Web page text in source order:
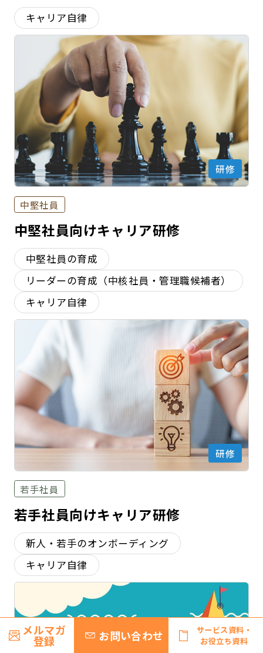
キャリア自律
研修
中堅社員
中堅社員向けキャリア研修
中堅社員の育成
リーダーの育成（中核社員・管理職候補者）
キャリア自律
研修
若手社員
若手社員向けキャリア研修
新人・若手のオンボーディング
キャリア自律
メルマガ
登録 お問い合わせ
サービス資料・
お役立ち資料